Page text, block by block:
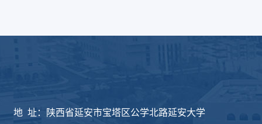
地 址：陕西省延安市宝塔区公学北路延安大学